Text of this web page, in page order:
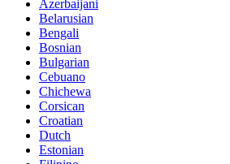
Azerbaijani
Belarusian
Bengali
Bosnian
Bulgarian
Cebuano
Chichewa
Corsican
Croatian
Dutch
Estonian